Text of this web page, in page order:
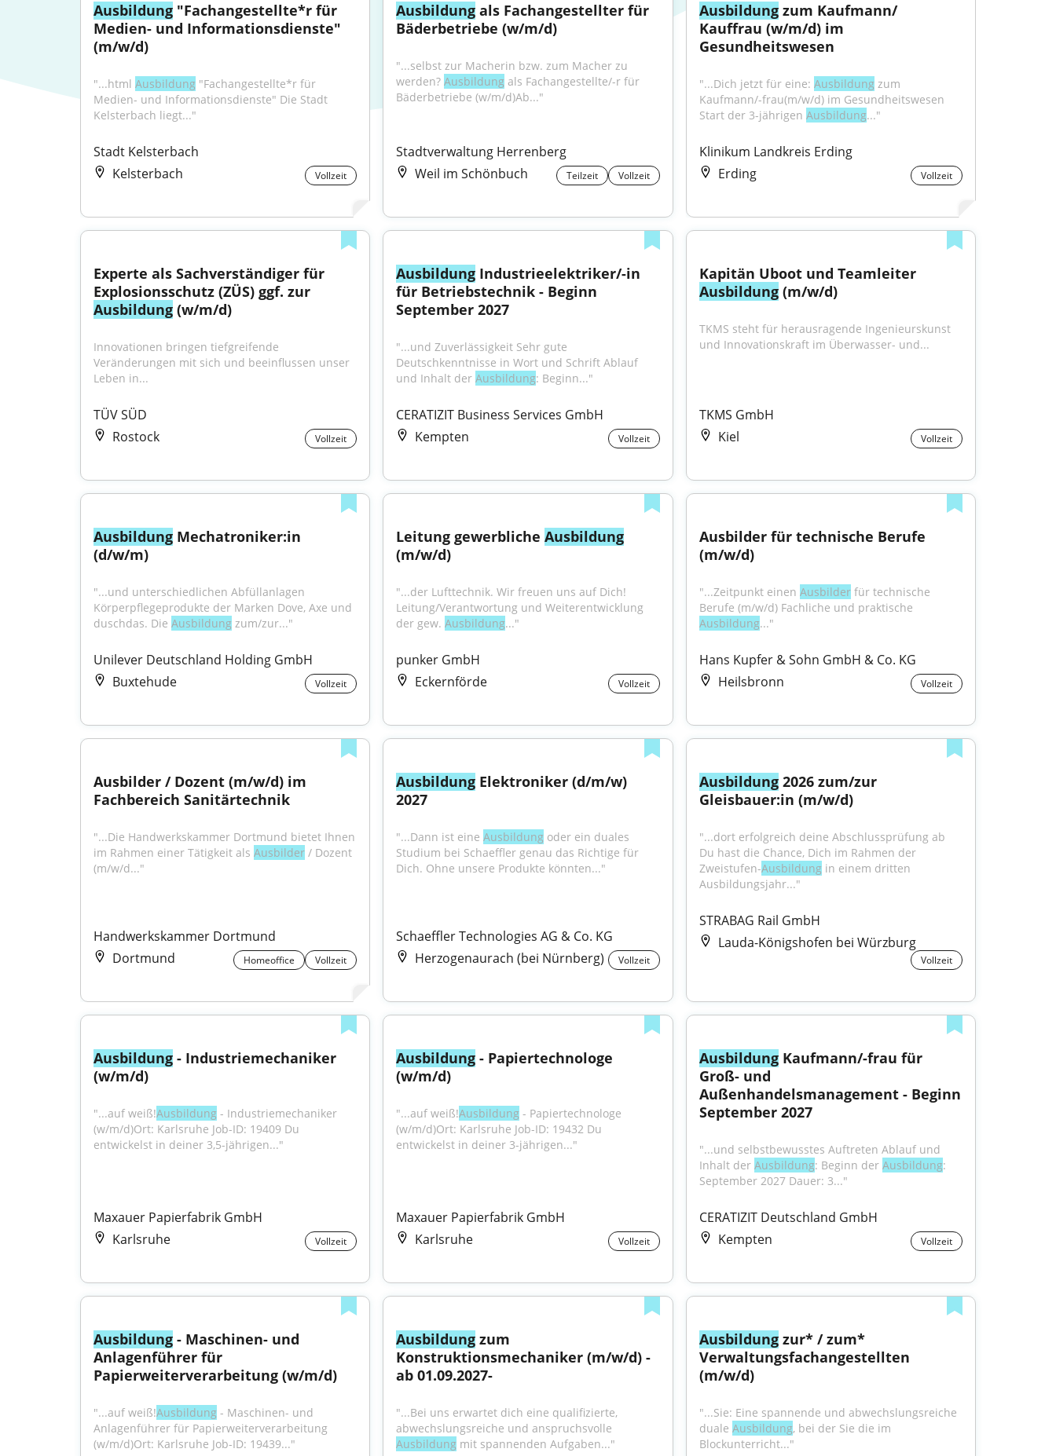
Ausbildung "Fachangestellte*r für
Medien- und Informationsdienste"
(m/w/d)
"...html Ausbildung "Fachangestellte*r für
Medien- und Informationsdienste" Die Stadt
Kelsterbach liegt..."
Stadt Kelsterbach
Kelsterbach
Vollzeit
Ausbildung als Fachangestellter für
Bäderbetriebe (w/m/d)
"...selbst zur Macherin bzw. zum Macher zu
werden? Ausbildung als Fachangestellte/-r für
Bäderbetriebe (w/m/d)Ab..."
Stadtverwaltung Herrenberg
Weil im Schönbuch
Teilzeit Vollzeit
Ausbildung zum Kaufmann/
Kauffrau (w/m/d) im
Gesundheitswesen
"...Dich jetzt für eine: Ausbildung zum
Kaufmann/-frau(m/w/d) im Gesundheitswesen
Start der 3-jährigen Ausbildung..."
Klinikum Landkreis Erding
Erding
Vollzeit
Experte als Sachverständiger für
Ausbildung (w/m/d)
Innovationen bringen tiefgreifende
Veränderungen mit sich und beeinflussen unser
Leben in...
TÜV SÜD
Rostock
Vollzeit
Ausbildung Industrieelektriker/-in
für Betriebstechnik - Beginn
September 2027
"...und Zuverlässigkeit Sehr gute
Deutschkenntnisse in Wort und Schrift Ablauf
und Inhalt der Ausbildung: Beginn..."
CERATIZIT Business Services GmbH
Kempten
Vollzeit
Kapitän Uboot und Teamleiter
Ausbildung (m/w/d)
TKMS steht für herausragende Ingenieurskunst
und Innovationskraft im Überwasser- und...
TKMS GmbH
Kiel
Vollzeit
Ausbildung Mechatroniker:in
(d/w/m)
"...und unterschiedlichen Abfüllanlagen
Körperpflegeprodukte der Marken Dove, Axe und
duschdas. Die Ausbildung zum/zur..."
Unilever Deutschland Holding GmbH
Buxtehude
Vollzeit
Leitung gewerbliche Ausbildung
(m/w/d)
"...der Lufttechnik. Wir freuen uns auf Dich!
Leitung/Verantwortung und Weiterentwicklung
der gew. Ausbildung..."
punker GmbH
Eckernförde
Vollzeit
Ausbilder für technische Berufe
(m/w/d)
"...Zeitpunkt einen Ausbilder für technische
Ausbildung..."
Hans Kupfer & Sohn GmbH & Co. KG
Heilsbronn
Vollzeit
Ausbilder / Dozent (m/w/d) im
Fachbereich Sanitärtechnik
"...Die Handwerkskammer Dortmund bietet Ihnen
im Rahmen einer Tätigkeit als Ausbilder / Dozent
(m/w/d..."
Handwerkskammer Dortmund
Dortmund
Homeoffice Vollzeit
Ausbildung Elektroniker (d/m/w)
2027
"...Dann ist eine Ausbildung oder ein duales
Studium bei Schaeffler genau das Richtige für
Dich. Ohne unsere Produkte könnten..."
Schaeffler Technologies AG & Co. KG
Herzogenaurach (bei Nürnberg)
Vollzeit
Ausbildung 2026 zum/zur
Gleisbauer:in (m/w/d)
"...dort erfolgreich deine Abschlussprüfung ab
Du hast die Chance, Dich im Rahmen der
Zweistufen-Ausbildung in einem dritten
Ausbildungsjahr..."
STRABAG Rail GmbH
Lauda-Königshofen bei Würzburg
Vollzeit
Ausbildung - Industriemechaniker
(w/m/d)
"...auf weiß!Ausbildung - Industriemechaniker
(w/m/d)Ort: Karlsruhe Job-ID: 19409 Du
entwickelst in deiner 3,5-jährigen..."
Maxauer Papierfabrik GmbH
Karlsruhe
Vollzeit
Ausbildung - Papiertechnologe
(w/m/d)
"...auf weiß!Ausbildung - Papiertechnologe
(w/m/d)Ort: Karlsruhe Job-ID: 19432 Du
entwickelst in deiner 3-jährigen..."
Maxauer Papierfabrik GmbH
Karlsruhe
Vollzeit
Ausbildung Kaufmann/-frau für
Groß- und
Außenhandelsmanagement - Beginn
September 2027
"...und selbstbewusstes Auftreten Ablauf und
Inhalt der Ausbildung: Beginn der Aus­bil­dung:
Sep­tem­ber 2027 Dauer: 3..."
CERATIZIT Deutschland GmbH
Kempten
Vollzeit
Ausbildung - Maschinen- und
Anlagenführer für
Papierweiterverarbeitung (w/m/d)
"...auf weiß!Ausbildung - Maschinen- und
Anlagenführer für Papierweiterverarbeitung
(w/m/d)Ort: Karlsruhe Job-ID: 19439..."
Ausbildung zum
Konstruktionsmechaniker (m/w/d) -
ab 01.09.2027-
"...Bei uns erwartet dich eine qualifizierte,
Ausbildung mit spannenden Aufgaben..."
Ausbildung zur* / zum*
Verwaltungsfachangestellten
(m/w/d)
"...Sie: Eine spannende und abwechslungsreiche
duale Ausbildung, bei der Sie die im
Blockunterricht..."